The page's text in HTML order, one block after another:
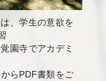
、学生の意欲を
園寺でアカデミ
らPDF書類をご